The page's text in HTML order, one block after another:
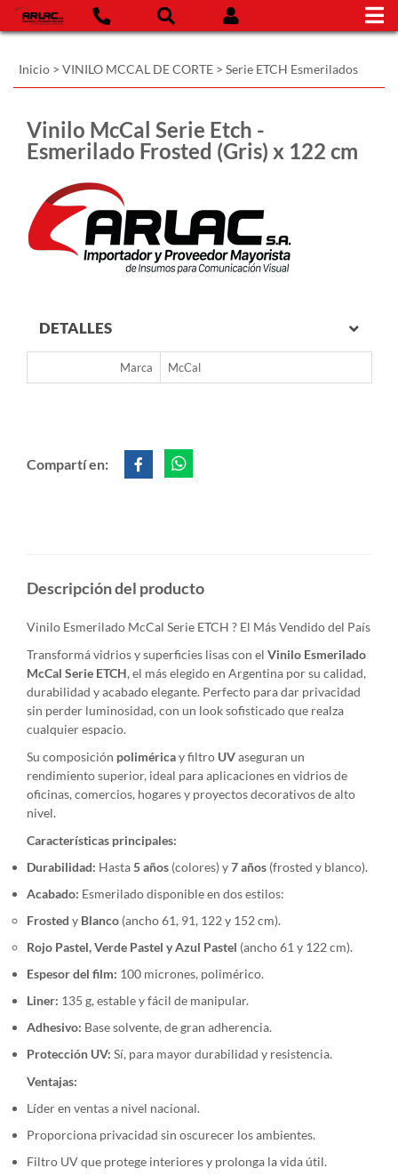
Inicio > VINILO MCCAL DE CORTE > Serie ETCH Esmerilados
Vinilo McCal Serie Etch -
Esmerilado Frosted (Gris) x 122 cm
DETALLES
Marca McCal
Compartí en:
Descripción del producto
Vinilo Esmerilado McCal Serie ETCH ? El Más Vendido del País
Transformá vidrios y superficies lisas con el Vinilo Esmerilado
McCal Serie ETCH, el más elegido en Argentina por su calidad,
durabilidad y acabado elegante. Perfecto para dar privacidad
sin perder luminosidad, con un look sofisticado que realza
cualquier espacio.
Su composición poliméricay filtro UVaseguran un
rendimiento superior, ideal para aplicaciones en vidrios de
oficinas, comercios, hogares y proyectos decorativos de alto
nivel.
Características principales:
Durabilidad: Hasta5 años (colores) y7 años (frosted y blanco).
Acabado: Esmerilado disponible en dos estilos:
Frosted y Blanco (ancho 61, 91, 122 y 152 cm).
Rojo Pastel, Verde Pastel y Azul Pastel (ancho 61 y 122 cm).
Espesor del film: 100 micrones, polimérico.
Liner: 135 g, estable y fácil de manipular.
Adhesivo: Base solvente, de gran adherencia.
Protección UV: Sí, para mayor durabilidad y resistencia.
Ventajas:
Líder en ventas a nivel nacional.
Proporciona privacidad sin oscurecer los ambientes.
Filtro UV que protege interiores y prolonga la vida útil.